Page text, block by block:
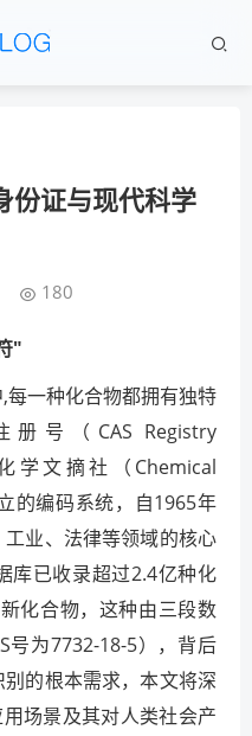
份证与现代科学
180
"
一种化合物都拥有独特
号（CAS Registry
学文摘社（Chemical
的编码系统，自1965年
业、法律等领域的核心
库已收录超过2.4亿种化
化合物，这种由三段数
号为7732-18-5），背后
的根本需求，本文将深
场景及其对人类社会产